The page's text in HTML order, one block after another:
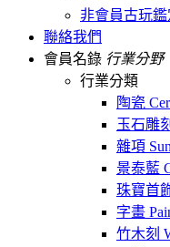
非會員古玩鑑
聯絡我們
會員名錄 行業分野
行業分類
陶瓷
玉石雕
雜項
景泰藍
珠寶首
字畫
竹木刻